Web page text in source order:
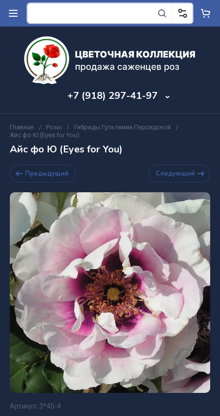
+7 (918) 297-41-97
Главная / Розы / Гибриды Гультемии Персидской
/
Айс фо Ю (Eyes for You)
Айс фо Ю (Eyes for You)
Предыдущий Следующий
Артикул: 3*45-4